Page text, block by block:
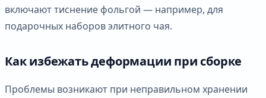
включают тиснение фольгой — например, для
подарочных наборов элитного чая.
Как избежать деформации при сборке
Проблемы возникают при неправильном хранении